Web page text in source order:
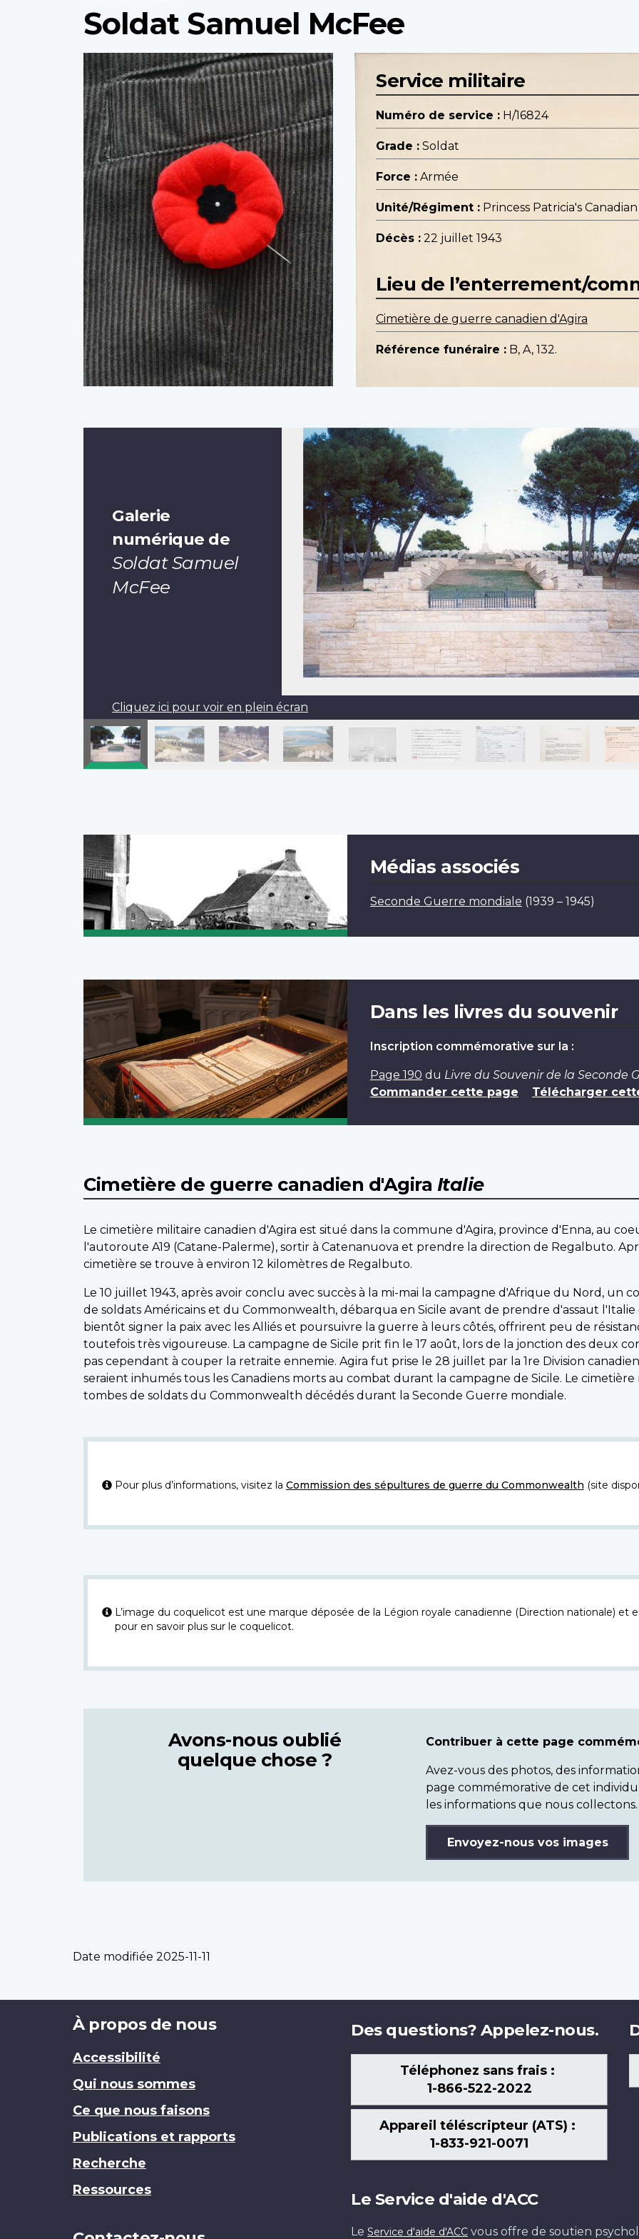
Soldat Samuel McFee
Profile
image
Service militaire
Numéro de service : H/16824
Grade : Soldat
Force : Armée
Unité/Régiment : Princess Patricia's
Décès : 22 juillet 1943
Lieu de l’enterrement/
Cimetière de guerre canadien d'Agira
Référence funéraire : B, A, 132.
Galerie
numérique de
Soldat Samuel
McFee
Cliquez ici pour voir en plein écran
Pagination
Médias associés
Seconde Guerre mondiale (1939 – 1945)
Dans les livres du souvenir
Inscription commémorative sur la :
Page 190 du Livre du Souvenir de la Seconde
Commander cette page
Télécharger
Cimetière de guerre canadien d'Agira Italie
Le cimetière militaire canadien d'Agira est situé dans la commune d'Agira, province d'Enna, au
l'autoroute A19 (Catane-Palerme), sortir à Catenanuova et prendre la direction de Regalbuto.
cimetière se trouve à environ 12 kilomètres de Regalbuto.
Le 10 juillet 1943, après avoir conclu avec succès à la mi-mai la campagne d'Afrique du Nord, un
de soldats Américains et du Commonwealth, débarqua en Sicile avant de prendre d'assaut
bientôt signer la paix avec les Alliés et poursuivre la guerre à leurs côtés, offrirent peu de
toutefois très vigoureuse. La campagne de Sicile prit fin le 17 août, lors de la jonction des deux
pas cependant à couper la retraite ennemie. Agira fut prise le 28 juillet par la 1re Division
seraient inhumés tous les Canadiens morts au combat durant la campagne de Sicile. Le
tombes de soldats du Commonwealth décédés durant la Seconde Guerre mondiale.
Pour plus d’informations, visitez la Commission des sépultures de guerre du Commonwealth (site
L’image du coquelicot est une marque déposée de la Légion royale canadienne (Direction nationale) et
pour en savoir plus sur le coquelicot.
Avons-nous oublié
quelque chose ?
Contribuer à cette page
Avez-vous des photos, des
page commémorative de cet
les informations que nous collectons.
Envoyez-nous vos images
Date modifiée 2025-11-11
Brand
À propos de nous
Accessibilité
Qui nous sommes
Ce que nous faisons
Publications et rapports
Recherche
Ressources
Des questions? Appelez-nous.
Téléphonez sans frais :
1-866-522-2022
Appareil téléscripteur (ATS) :
1-833-921-0071
Le Service d'aide d'ACC
Le Service d'aide d'ACC vous offre de soutien